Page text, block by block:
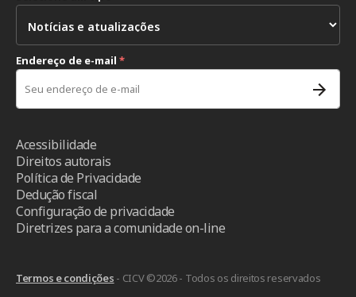
Endereço de e-mail *
Acessibilidade
Direitos autorais
Política de Privacidade
Dedução fiscal
Configuração de privacidade
Diretrizes para a comunidade on-line
Termos e condições - CICV ©2026 - Todos os direitos reservados